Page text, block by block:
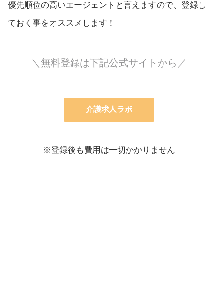
優先順位の高いエージェントと言えますので、登録し
ておく事をオススメします！
＼無料登録は下記公式サイトから／
介護求人ラボ
※登録後も費用は一切かかりません